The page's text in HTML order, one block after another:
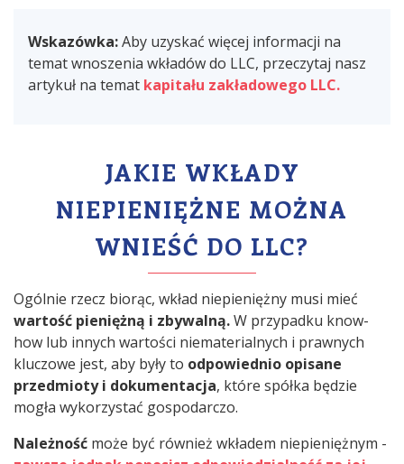
Wskazówka:Aby uzyskać więcej informacji na
temat wnoszenia wkładów do LLC, przeczytaj nasz
artykuł na temat kapitału zakładowego LLC.
JAKIE WKŁADY
NIEPIENIĘŻNE MOŻNA
WNIEŚĆ DO LLC?
Ogólnie rzecz biorąc, wkład niepieniężny musi mieć
wartość pieniężną i zbywalną.W przypadku know-
how lub innych wartości niematerialnych i prawnych
kluczowe jest, aby były to odpowiednio opisane
przedmioty i dokumentacja, które spółka będzie
mogła wykorzystać gospodarczo.
Należność może być również wkładem niepieniężnym -